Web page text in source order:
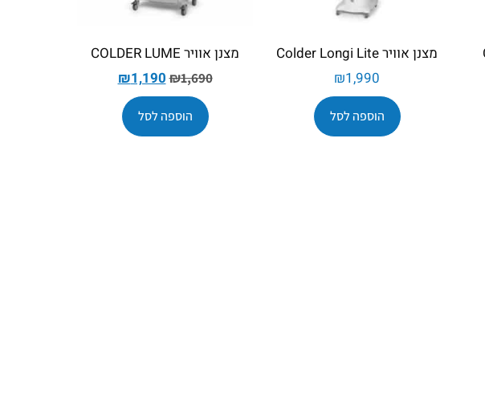
מצנן אוויר Colder Longi Lite
₪1,990
הוספה לסל
מצנן אוויר COLDER LUME
₪1,690
₪1,190
הוספה לסל